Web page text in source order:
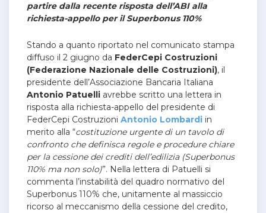
partire dalla recente risposta dell’ABI alla
richiesta-appello per il Superbonus 110%
Stando a quanto riportato nel comunicato stampa
diffuso il 2 giugno da FederCepi Costruzioni
(Federazione Nazionale delle Costruzioni), il
presidente dell’Associazione Bancaria Italiana
Antonio Patuelli avrebbe scritto una lettera in
risposta alla richiesta-appello del presidente di
FederCepi Costruzioni Antonio Lombardi in
merito alla “costituzione urgente di un tavolo di
confronto che definisca regole e procedure chiare
per la cessione dei crediti dell’edilizia (Superbonus
110% ma non solo)”. Nella lettera di Patuelli si
commenta l’instabilità del quadro normativo del
Superbonus 110% che, unitamente al massiccio
ricorso al meccanismo della cessione del credito,